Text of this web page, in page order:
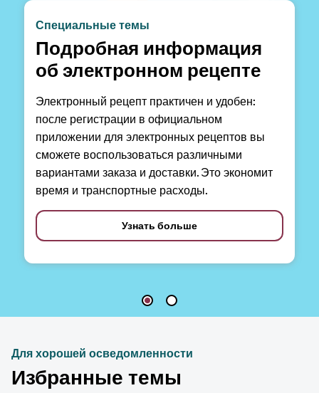
Специальные темы
Подробная информация
об электронном рецепте
Электронный рецепт практичен и удобен:
после регистрации в официальном
приложении для электронных рецептов вы
сможете воспользоваться различными
вариантами заказа и доставки. Это экономит
время и транспортные расходы.
Узнать больше
Для хорошей осведомленности
Избранные темы